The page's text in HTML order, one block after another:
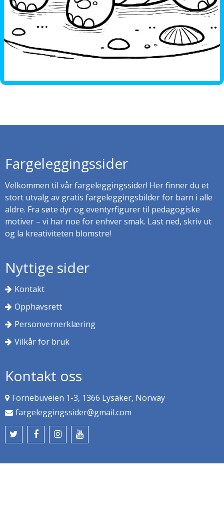
Fargeleggingssider
Velkommen til vår fargeleggingssider! Her finner du et
stort utvalg av gratis fargeleggingsbilder for barn i alle
aldre. Fra søte dyr og eventyrfigurer til pedagogiske
motiver – vi har noe for enhver smak. Last ned, skriv ut
og la kreativiteten blomstre!
Nyttige sider
Kontakt
Opphavsrett
Personvernerklæring
Vilkår for bruk
Kontakt oss
Fornebuveien 1-3, 1366 Lysaker, Norway
fargeleggingssider@gmail.com